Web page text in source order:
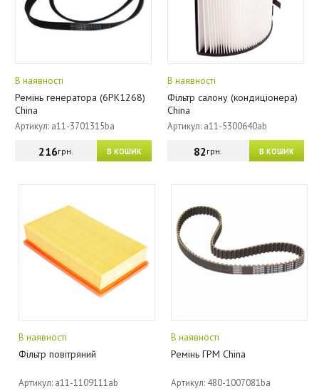
В наявності
Ремінь генератора (6PK1268)
China
Артикул: a11-3701315ba
В КОШИК
216грн.
В наявності
Фільтр салону (кондиціонера)
China
Артикул: a11-5300640ab
В КОШИК
82грн.
В наявності
Фільтр повітряний
Артикул: a11-1109111ab
В наявності
Ремінь ГРМ China
Артикул: 480-1007081ba